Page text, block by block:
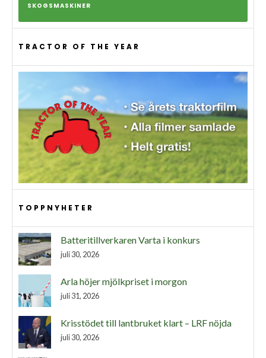
SKOGSMASKINER
TRACTOR OF THE YEAR
TOPPNYHETER
Batteritillverkaren Varta i konkurs
juli 30, 2026
Arla höjer mjölkpriset i morgon
juli 31, 2026
Krisstödet till lantbruket klart – LRF nöjda
juli 30, 2026